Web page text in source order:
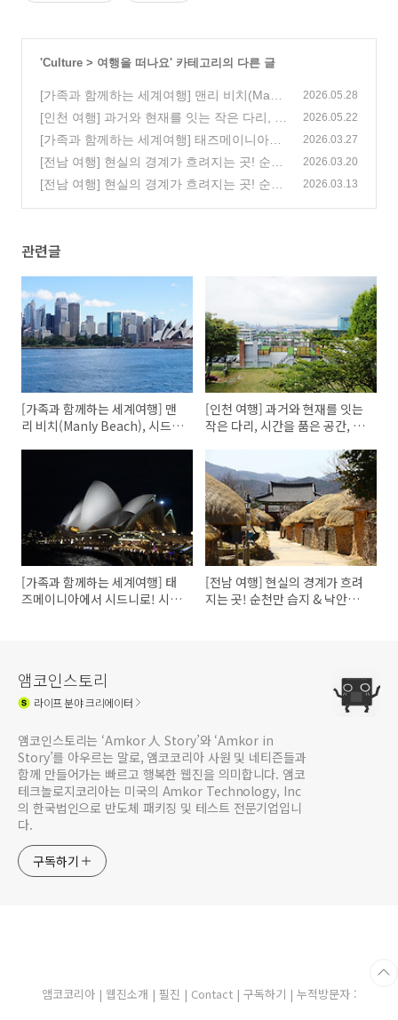
'Culture > 여행을 떠나요' 카테고리의 다른 글
[가족과 함께하는 세계여행] 맨리 비치(Manly
Beach), 시드니 천문대, 오페라하우스
(1)
2026.05.28
[인천 여행] 과거와 현재를 잇는 작은 다리, 시
간을 품은 공간, 이음1977 & 1883개항살롱 1
편
(1)
2026.05.22
[가족과 함께하는 세계여행] 태즈메이니아에
서 시드니로! 시드니 오페라 하우스에서
(0)
2026.03.27
[전남 여행] 현실의 경계가 흐려지는 곳! 순천
만 습지 & 낙안읍성 민속마을 2편
(0)
2026.03.20
[전남 여행] 현실의 경계가 흐려지는 곳! 순천
2026.03.13
관련글
[가족과 함께하는 세계여행] 맨
리 비치(Manly Beach), 시드니
[인천 여행] 과거와 현재를 잇는
작은 다리, 시간을 품은 공간, 이
[가족과 함께하는 세계여행] 태
즈메이니아에서 시드니로! 시드
[전남 여행] 현실의 경계가 흐려
지는 곳! 순천만 습지 & 낙안읍
앰코인스토리
라이프분야 크리에이터
앰코인스토리는 ‘Amkor 人 Story’와 ‘Amkor in
Story’를 아우르는 말로, 앰코코리아 사원 및 네티즌들과
함께 만들어가는 빠르고 행복한 웹진을 의미합니다. 앰코
테크놀로지코리아는 미국의 Amkor Technology, Inc
의 한국법인으로 반도체 패키징 및 테스트 전문기업입니
다.
구독하기
앰코코리아| 웹진소개 | 필진 | Contact | 구독하기 | 누적방문자 :